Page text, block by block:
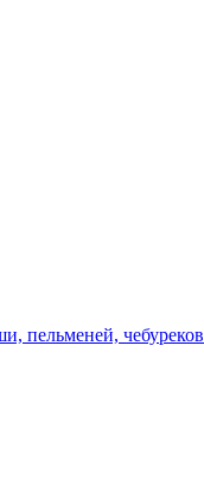
пельменей, чебуреков